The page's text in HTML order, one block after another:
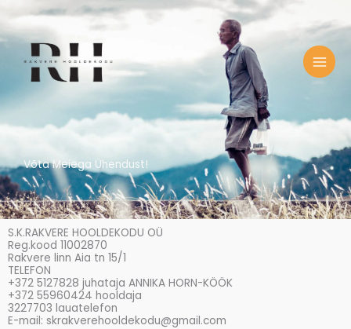
content
Võta Meiega Ühendust!
S.K.RAKVERE HOOLDEKODU OÜ
Reg.kood 11002870
Rakvere linn Aia tn 15/1
TELEFON
+372 5127828 juhataja ANNIKA HORN-KÖÖK
+372 55960424 hooldaja
3227703 lauatelefon
E-mail: skrakverehooldekodu@gmail.com